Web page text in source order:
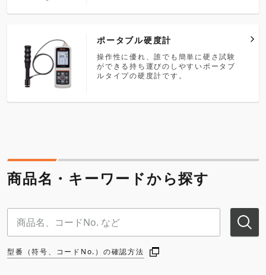
ポータブル硬度計
操作性に優れ、誰でも簡単に硬さ試験
ができる持ち運びのしやすいポータブ
ルタイプの硬度計です。
商品名・キーワードから探す
型番（符号、コードNo.）の確認方法